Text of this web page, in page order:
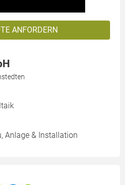
ANFORDERN
Anlage & Installation